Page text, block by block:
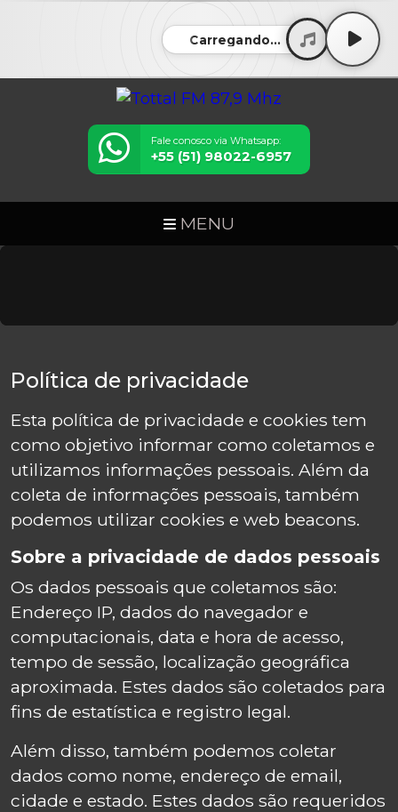
Carregando...
Fale conosco via Whatsapp:
+55 (51) 98022-6957
MENU
Política de privacidade
Esta política de privacidade e cookies tem
como objetivo informar como coletamos e
utilizamos informações pessoais. Além da
coleta de informações pessoais, também
podemos utilizar cookies e web beacons.
Sobre a privacidade de dados pessoais
Os dados pessoais que coletamos são:
Endereço IP, dados do navegador e
computacionais, data e hora de acesso,
tempo de sessão, localização geográfica
aproximada. Estes dados são coletados para
fins de estatística e registro legal.
Além disso, também podemos coletar
dados como nome, endereço de email,
cidade e estado. Estes dados são requeridos